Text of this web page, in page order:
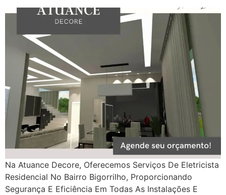
Na Atuance Decore, Oferecemos Serviços De Eletricista
Residencial No Bairro Bigorrilho, Proporcionando
Segurança E Eficiência Em Todas As Instalações E